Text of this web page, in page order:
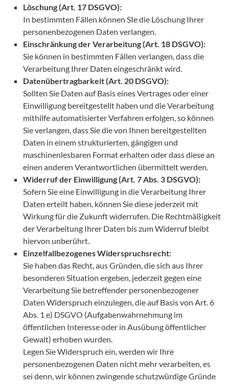
Löschung (Art. 17 DSGVO):
In bestimmten Fällen können SIe die Löschung Ihrer
personenbezogenen Daten verlangen.
Einschränkung der Verarbeitung (Art. 18 DSGVO):
Sie können in bestimmten Fällen verlangen, dass die
Verarbeitung Ihrer Daten eingeschränkt wird.
Datenübertragbarkeit (Art. 20 DSGVO):
Sollten Sie Daten auf Basis eines Vertrages oder einer
Einwilligung bereitgestellt haben und die Verarbeitung
mithilfe automatisierter Verfahren erfolgen, so können
Sie verlangen, dass Sie die von Ihnen bereitgestellten
Daten in einem strukturierten, gängigen und
maschinenlesbaren Format erhalten oder dass diese an
einen anderen Verantwortlichen übermittelt werden.
Widerruf der Einwilligung (Art. 7 Abs. 3 DSGVO):
Sofern Sie eine Einwilligung in die Verarbeitung Ihrer
Daten erteilt haben, können Sie diese jederzeit mit
Wirkung für die Zukunft widerrufen. Die Rechtmäßigkeit
der Verarbeitung Ihrer Daten bis zum Widerruf bleibt
hiervon unberührt.
Einzelfallbezogenes Widerspruchsrecht:
Sie haben das Recht, aus Gründen, die sich aus Ihrer
besonderen Situation ergeben, jederzeit gegen eine
Verarbeitung Sie betreffender personenbezogener
Daten Widerspruch einzulegen, die auf Basis von Art. 6
Abs. 1 e) DSGVO (Aufgabenwahrnehmung im
öffentlichen Interesse oder in Ausübung öffentlicher
Gewalt) erhoben wurden.
Legen Sie Widerspruch ein, werden wir Ihre
personenbezogenen Daten nicht mehr verarbeiten, es
sei denn, wir können zwingende schutzwürdige Gründe